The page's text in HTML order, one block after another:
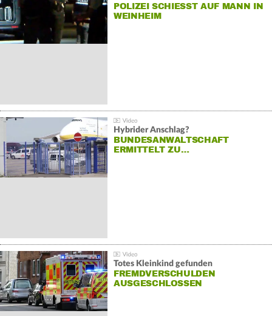
POLIZEI SCHIESST AUF MANN IN W
EINHEIM
Hybrider Anschlag?
BUNDESANWALTSCHAFT
ERMITTELT ZU…
Totes Kleinkind gefunden
FREMDVERSCHULDEN
AUSGESCHLOSSEN